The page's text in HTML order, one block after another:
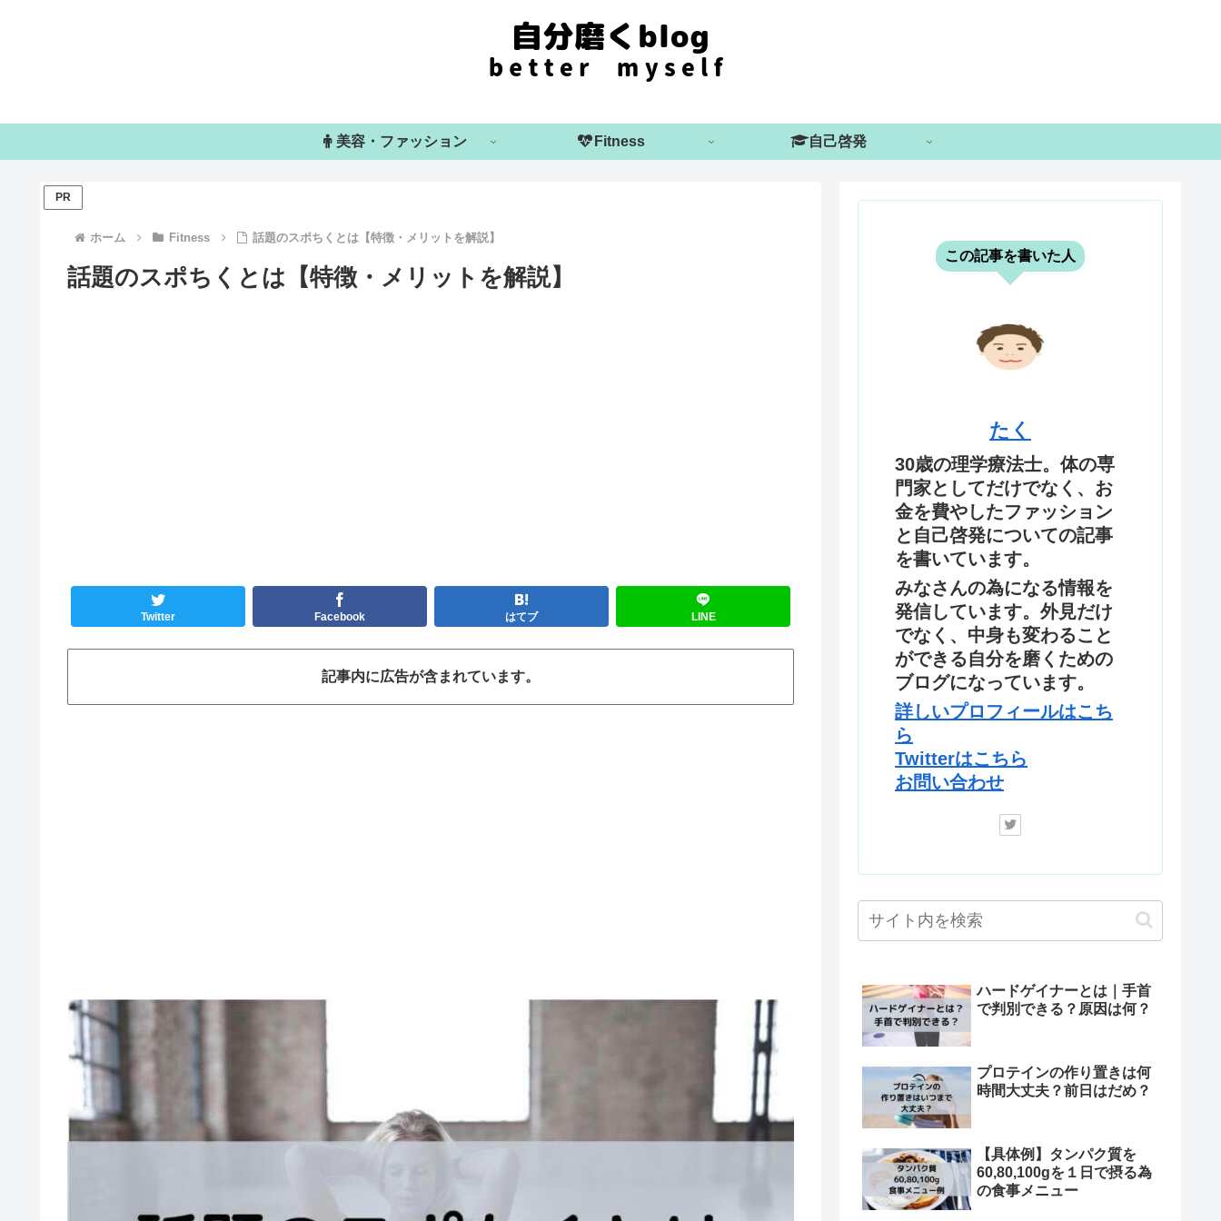
美容・ファッション Fitness 自己啓発
ホーム Fitness 話題のスポちくとは【特徴・メリットを解説】
PR
話題のスポちくとは【特徴・メリットを解説】
Twitter Facebook はてブ LINE
記事内に広告が含まれています。
この記事を書いた人
たく
30歳の理学療法士。体の専
門家としてだけでなく、お
金を費やしたファッション
と自己啓発についての記事
を書いています。
みなさんの為になる情報を
発信しています。外見だけ
でなく、中身も変わること
ができる自分を磨くための
ブログになっています。
詳しいプロフィールはこち
ら
Twitterはこちら
お問い合わせ
ハードゲイナーとは｜手首
で判別できる？原因は何？
プロテインの作り置きは何
時間大丈夫？前日はだめ？
【具体例】タンパク質を
60,80,100gを１日で摂る為
の食事メニュー